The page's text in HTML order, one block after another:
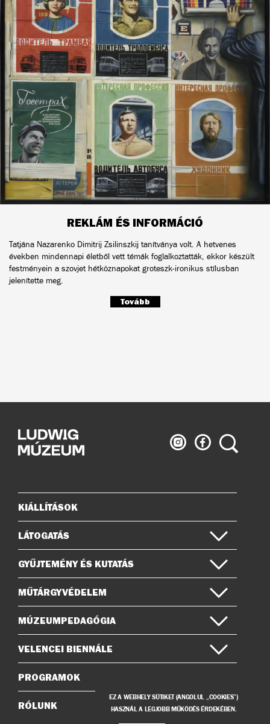
REKLÁM ÉS INFORMÁCIÓ
Tatjána Nazarenko Dimitrij Zsilinszkij tanítványa volt. A hetvenes
években mindennapi életből vett témák foglalkoztatták, ekkor készült
festményein a szovjet hétköznapokat groteszk-ironikus stílusban
jelenítette meg.
Tovább
Ludwig
Múzeum
Ludwig
Múzeum
Keresés
Oldaltérkép
KIÁLLÍTÁSOK
LÁTOGATÁS
GYŰJTEMÉNY ÉS KUTATÁS
MŰTÁRGYVÉDELEM
MÚZEUMPEDAGÓGIA
VELENCEI BIENNÁLE
PROGRAMOK
RÓLUNK
EZ A WEBHELY SÜTIKET (ANGOLUL „COOKIES”)
HASZNÁL A LEGJOBB MŰKÖDÉS ÉRDEKÉBEN.